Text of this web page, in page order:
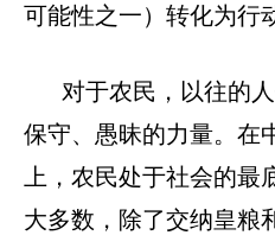
可能性之一）转化为行
对于农民，以往的
保守、愚昧的力量。在
上，农民处于社会的
大多数，除了交纳皇粮